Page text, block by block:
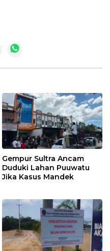
Gempur Sultra Ancam
Duduki Lahan Puuwatu
Jika Kasus Mandek